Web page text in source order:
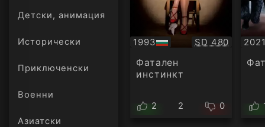
Детски, анимация
Исторически
Приключенски
Военни
Азиатски
1993
БГ
аудио
Качество:
SD 480
Фатален
инстинкт
2 2 0
2021